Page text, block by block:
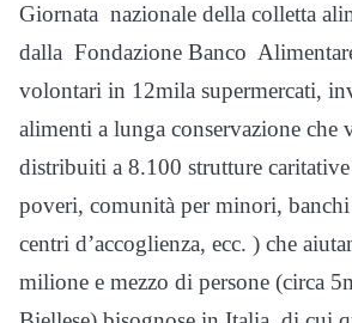
Giornata nazionale della colletta
dalla Fondazione Banco
volontari in 12mila supermercati,
alimenti a lunga conservazione che
distribuiti a 8.100 strutture
poveri, comunità per minori,
centri d’accoglienza, ecc. ) che
milione e mezzo di persone (circa